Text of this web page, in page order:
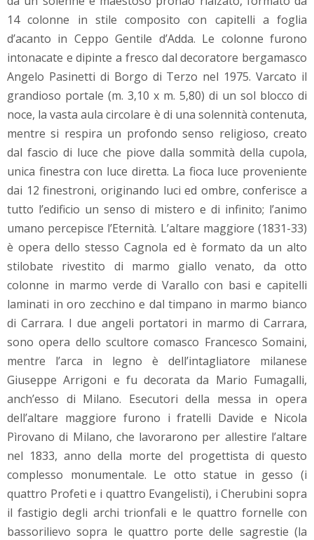
14 colonne in stile composito con capitelli a foglia
d’acanto in Ceppo Gentile d’Adda. Le colonne furono
intonacate e dipinte a fresco dal decoratore bergamasco
Angelo Pasinetti di Borgo di Terzo nel 1975. Varcato il
grandioso portale (m. 3,10 x m. 5,80) di un sol blocco di
noce, la vasta aula circolare è di una solennità contenuta,
mentre si respira un profondo senso religioso, creato
dal fascio di luce che piove dalla sommità della cupola,
unica finestra con luce diretta. La fioca luce proveniente
dai 12 finestroni, originando luci ed ombre, conferisce a
tutto l’edificio un senso di mistero e di infinito; l’animo
umano percepisce l’Eternità. L’altare maggiore (1831-33)
è opera dello stesso Cagnola ed è formato da un alto
stilobate rivestito di marmo giallo venato, da otto
colonne in marmo verde di Varallo con basi e capitelli
laminati in oro zecchino e dal timpano in marmo bianco
di Carrara. I due angeli portatori in marmo di Carrara,
sono opera dello scultore comasco Francesco Somaini,
mentre l’arca in legno è dell’intagliatore milanese
Giuseppe Arrigoni e fu decorata da Mario Fumagalli,
anch’esso di Milano. Esecutori della messa in opera
dell’altare maggiore furono i fratelli Davide e Nicola
Pìrovano di Milano, che lavorarono per allestire l’altare
nel 1833, anno della morte del progettista di questo
complesso monumentale. Le otto statue in gesso (i
quattro Profeti e i quattro Evangelisti), i Cherubini sopra
il fastigio degli archi trionfali e le quattro fornelle con
bassorilievo sopra le quattro porte delle sagrestie (la